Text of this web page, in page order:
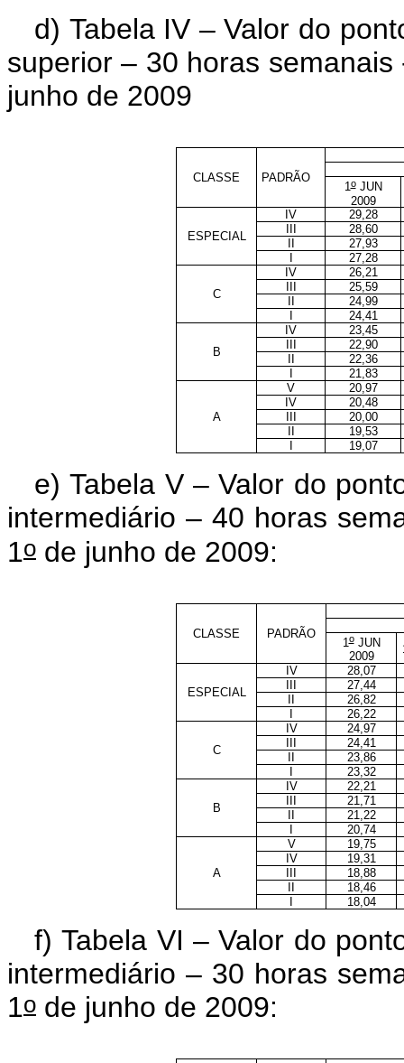
d) Tabela IV – Valor do
superior – 30 horas
junho de 2009
CLASSE PADRÃO
1oJUN
2009
ESPECIAL
IV
29,28
28,60
27,93
27,28
C
IV
26,21
25,59
24,99
24,41
B
IV
23,45
22,90
22,36
21,83
A
V
20,97
IV
20,48
20,00
19,53
19,07
e) Tabela V – Valor do
intermediário – 40 horas
1o de junho de 2009:
CLASSE PADRÃO
1oJUN
2009
ESPECIAL
IV
28,07
III
27,44
II
26,82
I
26,22
C
IV
24,97
III
24,41
II
23,86
I
23,32
B
IV
22,21
III
21,71
II
21,22
I
20,74
A
V
19,75
IV
19,31
III
18,88
II
18,46
I
18,04
f) Tabela VI – Valor do
intermediário – 30 horas
1o de junho de 2009: